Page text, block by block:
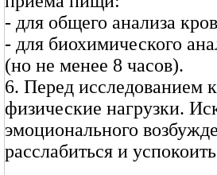
- для общего анализа
- для биохимического
(но не менее 8 часов).
6. Перед исследованием
физические нагрузки.
эмоционального
расслабиться и